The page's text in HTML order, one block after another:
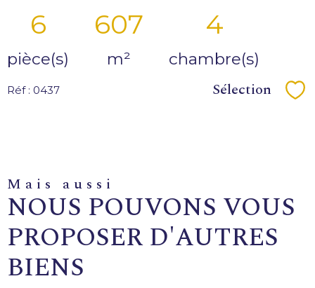
6
pièce(s)
607
m²
4
chambre(s)
Réf : 0437 Sélection
mais aussi
NOUS POUVONS VOUS
PROPOSER D'AUTRES
BIENS